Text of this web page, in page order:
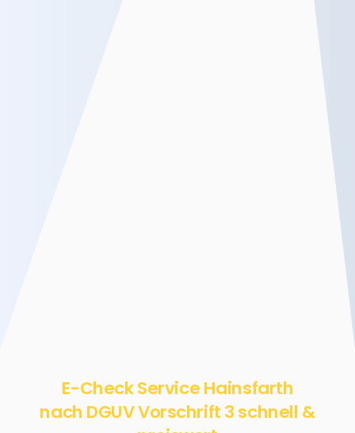
E-Check Service Hainsfarth
nach DGUV Vorschrift 3 schnell &